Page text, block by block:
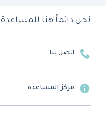
نحن دائماً هنا للمساعدة
اتصل بنا
مركز المساعدة